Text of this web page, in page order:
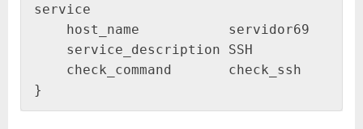
service
}